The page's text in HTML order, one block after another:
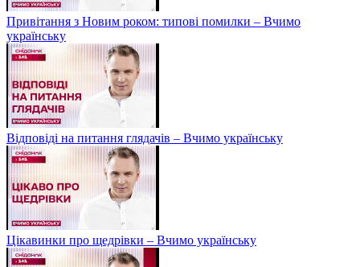
Привітання з Новим роком: типові помилки – Вчимо
українську
Відповіді на питання глядачів – Вчимо українську
Цікавинки про щедрівки – Вчимо українську